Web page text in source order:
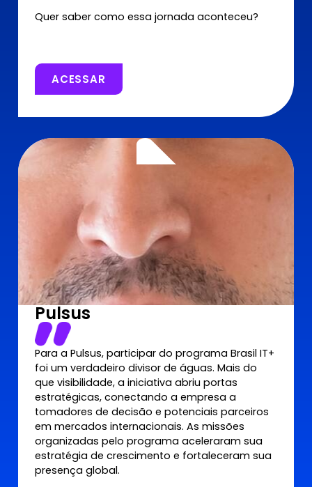
Quer saber como essa jornada aconteceu?
ACESSAR
Pulsus
Para a Pulsus, participar do programa Brasil IT+
foi um verdadeiro divisor de águas. Mais do
que visibilidade, a iniciativa abriu portas
estratégicas, conectando a empresa a
tomadores de decisão e potenciais parceiros
em mercados internacionais. As missões
organizadas pelo programa aceleraram sua
estratégia de crescimento e fortaleceram sua
presença global.